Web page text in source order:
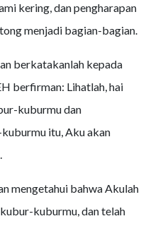
kering, dan pengharapan
menjadi bagian-bagian.
berkatakanlah kepada
berfirman: Lihatlah, hai
kuburmu dan
itu, Aku akan
mengetahui bahwa Akulah
kuburmu, dan telah